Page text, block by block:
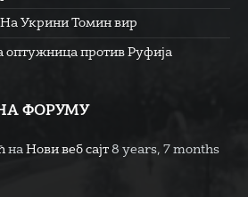
На Укрини Томин вир
оптужница против Руфија
ФОРУМУ
на Нови веб сајт 8 years, 7 months